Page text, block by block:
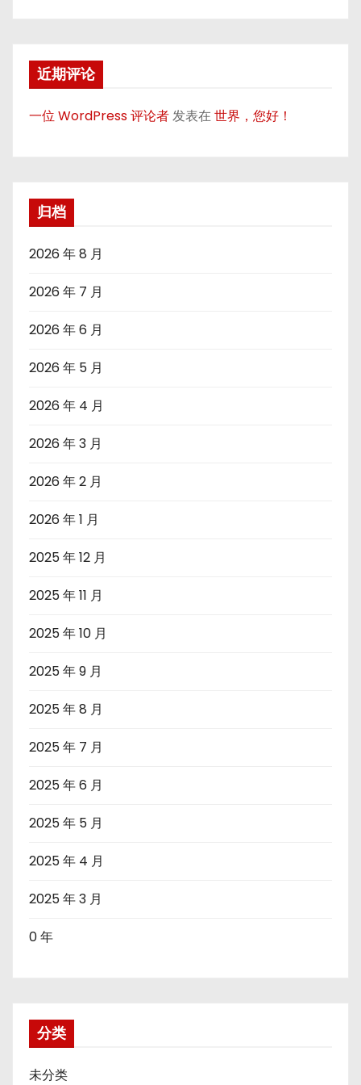
近期评论
一位 WordPress 评论者发表在世界，您好！
归档
2026 年 8 月
2026 年 7 月
2026 年 6 月
2026 年 5 月
2026 年 4 月
2026 年 3 月
2026 年 2 月
2026 年 1 月
2025 年 12 月
2025 年 11 月
2025 年 10 月
2025 年 9 月
2025 年 8 月
2025 年 7 月
2025 年 6 月
2025 年 5 月
2025 年 4 月
2025 年 3 月
0 年
分类
未分类